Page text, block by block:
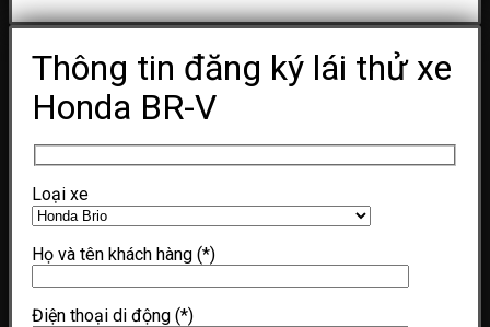
Thông tin đăng ký lái thử xe
Honda BR-V
Loại xe
Họ và tên khách hàng (*)
Điện thoại di động (*)